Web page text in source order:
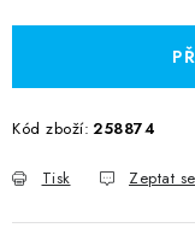
Kód zboží: 258874
Tisk Zeptat se